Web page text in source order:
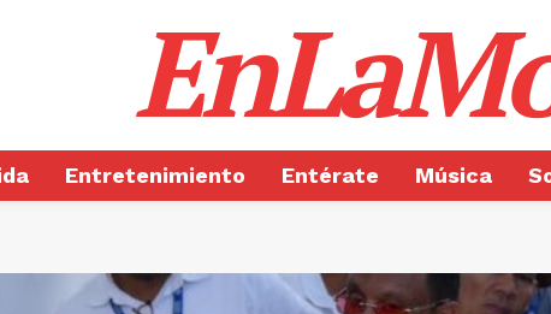
Entretenimiento Entérate Música